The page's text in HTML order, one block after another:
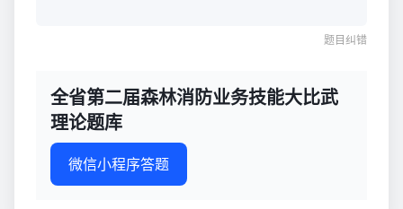
题目纠错
全省第二届森林消防业务技能大比武
理论题库
微信小程序答题